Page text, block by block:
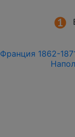
Франция 1862-